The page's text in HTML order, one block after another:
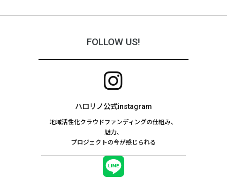
FOLLOW US!
ハロリノ公式instagram
地域活性化クラウドファンディングの仕組み、
魅力、
プロジェクトの今が感じられる